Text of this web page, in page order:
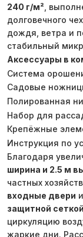
240 г/м² ,
долговечного
дождя, ветра и
стабильный
Аксессуары в
Система
Садовые
Полированная
Набор для
Крепёжные
Инструкция по
Благодаря
ширина и 2.5 м
частных
входные двери и
защитной сеткой
циркуляцию
жаркие дни.